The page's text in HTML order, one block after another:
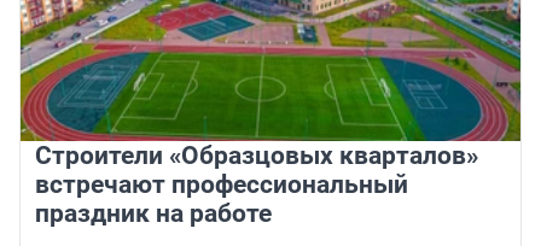
Строители «Образцовых кварталов»
встречают профессиональный
праздник на работе